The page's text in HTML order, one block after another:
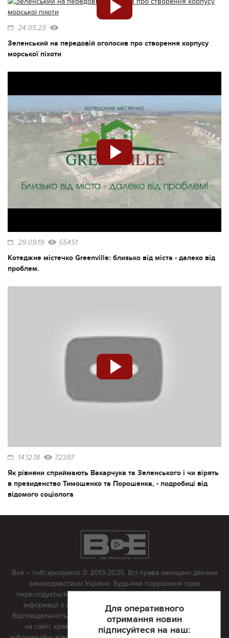
24.05.23
Зеленський на передовій оголосив про створення корпусу
морської піхоти
29.09.19 55451
Котеджне містечко Greenville: близько від міста - далеко від
проблем.
14.12.18 72397
Як рівняни сприймають Вакарчука та Зеленського і чи вірять
в президенство Тимошенко та Порошенка, - подробиці від
відомого соціолога
Для оперативного
отримання новин
підписуйтеся на наш:
Все – тобі зрозуміло © 2013-2025. Всі права захищені діючим
законодавством України. Будь-яке порушення прав
переслідується в судовому порядку. Будь-яке відтворення
інформації з сайту тільки з письмово дозволу редакції.
Відповідальність за достовірність усіх матеріалів, розміщених
на сайті, крім матеріалів, які містять посилання на інші